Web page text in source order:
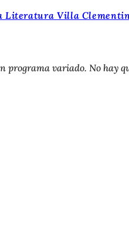
Literatura Villa
variado. No hay